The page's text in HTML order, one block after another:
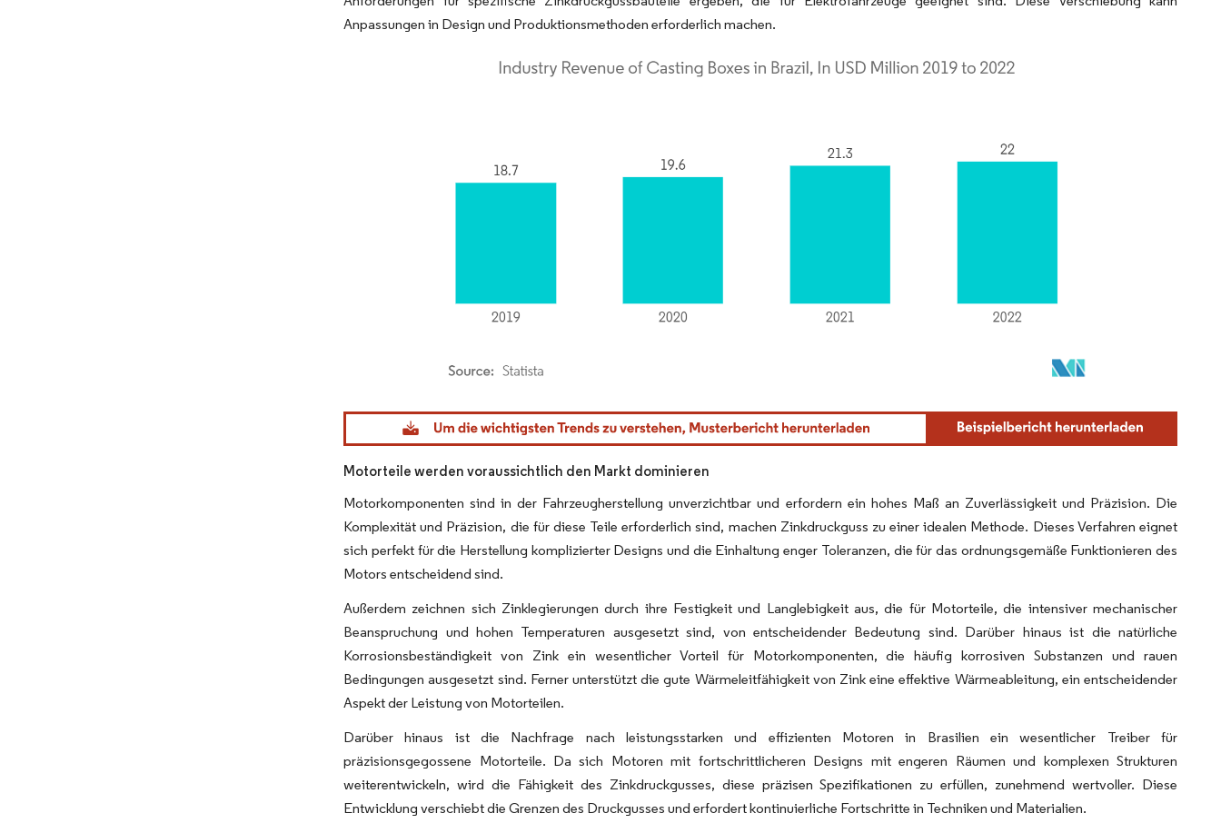
Anpassungen in Design und Produktionsmethoden erforderlich machen.
Bild © Mordor Intelligence. Wiederverwendung erfordert Namensnennung gemäß CC BY 4.0.
Motorteile werden voraussichtlich den Markt dominieren
Motorkomponenten sind in der Fahrzeugherstellung unverzichtbar und erfordern ein hohes Maß an Zuverlässigkeit und Präzision. Die
Komplexität und Präzision, die für diese Teile erforderlich sind, machen Zinkdruckguss zu einer idealen Methode. Dieses Verfahren eignet
sich perfekt für die Herstellung komplizierter Designs und die Einhaltung enger Toleranzen, die für das ordnungsgemäße Funktionieren des
Motors entscheidend sind.
Außerdem zeichnen sich Zinklegierungen durch ihre Festigkeit und Langlebigkeit aus, die für Motorteile, die intensiver mechanischer
Beanspruchung und hohen Temperaturen ausgesetzt sind, von entscheidender Bedeutung sind. Darüber hinaus ist die natürliche
Korrosionsbeständigkeit von Zink ein wesentlicher Vorteil für Motorkomponenten, die häufig korrosiven Substanzen und rauen
Bedingungen ausgesetzt sind. Ferner unterstützt die gute Wärmeleitfähigkeit von Zink eine effektive Wärmeableitung, ein entscheidender
Aspekt der Leistung von Motorteilen.
Darüber hinaus ist die Nachfrage nach leistungsstarken und effizienten Motoren in Brasilien ein wesentlicher Treiber für
präzisionsgegossene Motorteile. Da sich Motoren mit fortschrittlicheren Designs mit engeren Räumen und komplexen Strukturen
weiterentwickeln, wird die Fähigkeit des Zinkdruckgusses, diese präzisen Spezifikationen zu erfüllen, zunehmend wertvoller. Diese
Entwicklung verschiebt die Grenzen des Druckgusses und erfordert kontinuierliche Fortschritte in Techniken und Materialien.